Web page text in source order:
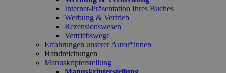
Internet-Präsentation Ihres Buches
Werbung & Vertrieb
Rezensionswesen
Vertriebswege
Erfahrungen unserer Autor*innen
Handreichungen
Manuskripterstellung